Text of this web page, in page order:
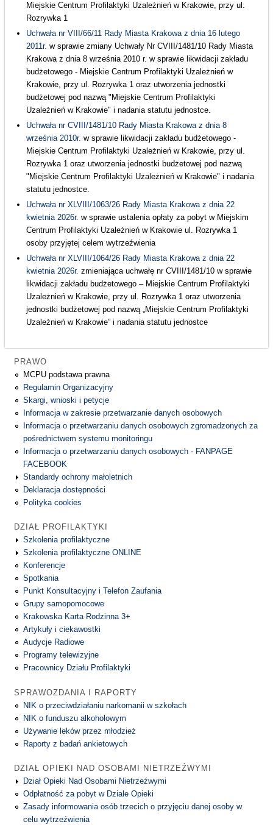
Miejskie Centrum Profilaktyki Uzależnień w Krakowie, przy ul.
Rozrywka 1
Uchwała nr VIII/66/11 Rady Miasta Krakowa z dnia 16 lutego
2011r. w sprawie zmiany Uchwały Nr CVIII/1481/10 Rady Miasta
Krakowa z dnia 8 września 2010 r. w sprawie likwidacji zakładu
budżetowego - Miejskie Centrum Profilaktyki Uzależnień w
Krakowie, przy ul. Rozrywka 1 oraz utworzenia jednostki
budżetowej pod nazwą "Miejskie Centrum Profilaktyki
Uzależnień w Krakowie" i nadania statutu jednostce.
Uchwała nr CVIII/1481/10 Rady Miasta Krakowa z dnia 8
września 2010r. w sprawie likwidacji zakładu budżetowego -
Miejskie Centrum Profilaktyki Uzależnień w Krakowie, przy ul.
Rozrywka 1 oraz utworzenia jednostki budżetowej pod nazwą
"Miejskie Centrum Profilaktyki Uzależnień w Krakowie" i nadania
statutu jednostce.
Uchwała nr XLVIII/1063/26 Rady Miasta Krakowa z dnia 22
kwietnia 2026r. w sprawie ustalenia opłaty za pobyt w Miejskim
Centrum Profilaktyki Uzależnień w Krakowie ul. Rozrywka 1
osoby przyjętej celem wytrzeźwienia
Uchwała nr XLVIII/1064/26 Rady Miasta Krakowa z dnia 22
kwietnia 2026r. zmieniająca uchwałę nr CVIII/1481/10 w sprawie
likwidacji zakładu budżetowego – Miejskie Centrum Profilaktyki
Uzależnień w Krakowie, przy ul. Rozrywka 1 oraz utworzenia
jednostki budżetowej pod nazwą „Miejskie Centrum Profilaktyki
Uzależnień w Krakowie” i nadania statutu jednostce
PRAWO
MCPU podstawa prawna
Regulamin Organizacyjny
Skargi, wnioski i petycje
Informacja w zakresie przetwarzanie danych osobowych
Informacja o przetwarzaniu danych osobowych zgromadzonych za
pośrednictwem systemu monitoringu
Informacja o przetwarzaniu danych osobowych - FANPAGE
FACEBOOK
Standardy ochrony małoletnich
Deklaracja dostępności
Polityka cookies
DZIAŁ PROFILAKTYKI
Szkolenia profilaktyczne
Szkolenia profilaktyczne ONLINE
Konferencje
Spotkania
Punkt Konsultacyjny i Telefon Zaufania
Grupy samopomocowe
Krakowska Karta Rodzinna 3+
Artykuły i ciekawostki
Audycje Radiowe
Programy telewizyjne
Pracownicy Działu Profilaktyki
SPRAWOZDANIA I RAPORTY
NIK o przeciwdziałaniu narkomanii w szkołach
NIK o funduszu alkoholowym
Używanie leków przez młodzież
Raporty z badań ankietowych
DZIAŁ OPIEKI NAD OSOBAMI NIETRZEŹWYMI
Dział Opieki Nad Osobami Nietrzeźwymi
Odpłatność za pobyt w Dziale Opieki
Zasady informowania osób trzecich o przyjęciu danej osoby w
celu wytrzeźwienia